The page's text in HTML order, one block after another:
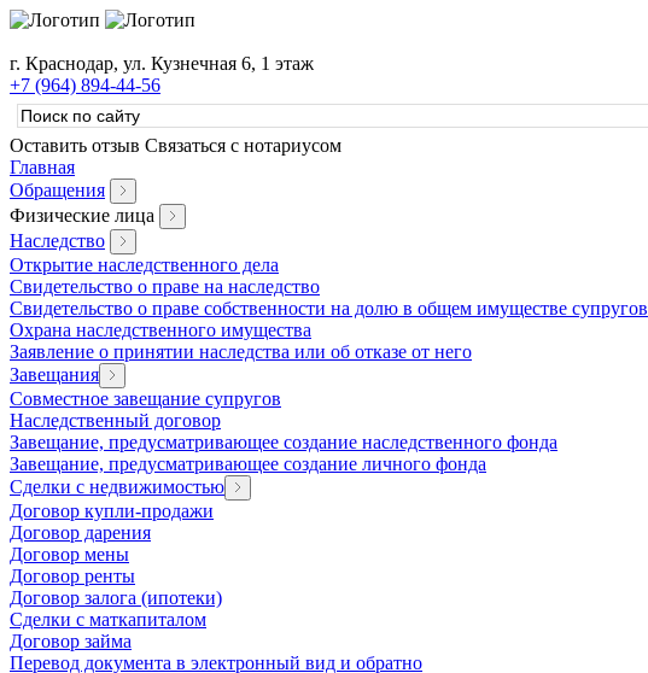
г. Краснодар, ул. Кузнечная 6, 1 этаж
+7 (964) 894-44-56
Оставить отзыв Связаться с нотариусом
Главная
Обращения
Физические лица
Наследство
Открытие наследственного дела
Свидетельство о праве на наследство
Свидетельство о праве собственности на долю в общем имуществе супругов
Охрана наследственного имущества
Заявление о принятии наследства или об отказе от него
Завещания
Совместное завещание супругов
Наследственный договор
Завещание, предусматривающее создание наследственного фонда
Завещание, предусматривающее создание личного фонда
Сделки с недвижимостью
Договор купли-продажи
Договор дарения
Договор мены
Договор ренты
Договор залога (ипотеки)
Сделки с маткапиталом
Договор займа
Перевод документа в электронный вид и обратно